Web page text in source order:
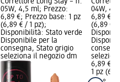
Correttore Long Stay – n.
05W, 4,5 ml; Prezzo:
6,89 €; Prezzo base: 1 pz
(6,89 € / 1 pz);
Disponibilità: Stato verde
Disponibile per la
consegna, Stato grigio
seleziona il negozio dm
04W,
6,89 €;
(6,89 € /
6,89 €
1 pz